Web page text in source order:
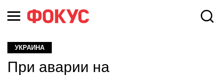
УКРАИНА
При аварии на